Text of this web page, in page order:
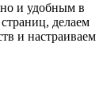
и удобным в
делаем
и настраиваем